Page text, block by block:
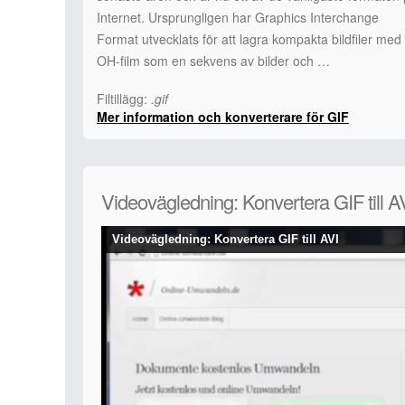
Internet. Ursprungligen har Graphics Interchange
Format utvecklats för att lagra kompakta bildfiler med
OH-film som en sekvens av bilder och …
Filtillägg: .gif
Mer information och konverterare för GIF
Videovägledning: Konvertera GIF till
Videovägledning: Konvertera GIF till AVI